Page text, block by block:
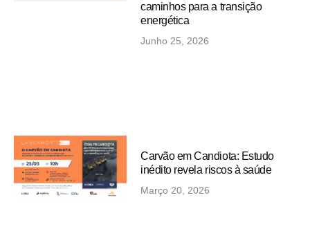
caminhos para a transição
energética
Junho 25, 2026
Carvão em Candiota: Estudo
inédito revela riscos à saúde
Março 20, 2026